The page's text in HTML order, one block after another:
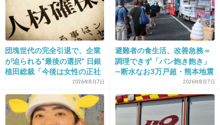
31. 匿名2013/07/17(水) 21:48:57
>29
この人のサングラス真似した人いるのかな？話題になった
割に…ww
団塊世代の完全引退で、企業
が迫られる“最後の選択” 日銀
植田総裁「今後は女性の正社
員化と外国人の人材活用が
鍵」
2026年8月7日
避難者の食生活、改善急務＝
調理できず「パン飽き飽き」
―断水なお3万戸超・熊本地震
2026年8月7日